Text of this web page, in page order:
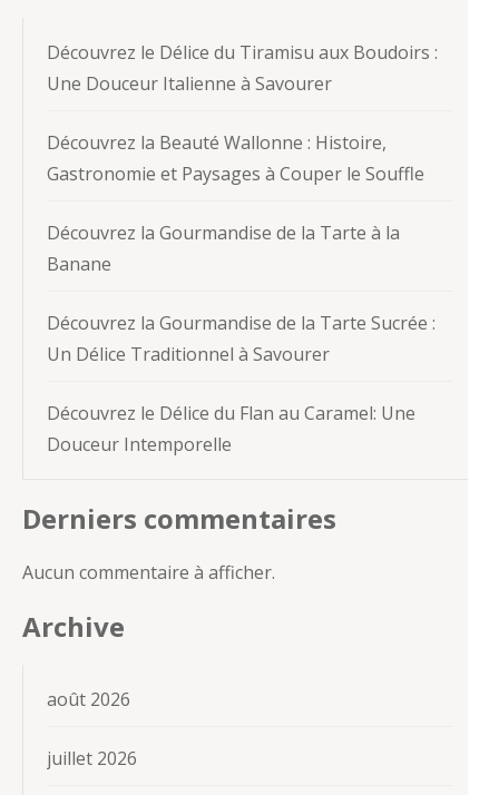
Découvrez le Délice du Tiramisu aux Boudoirs :
Une Douceur Italienne à Savourer
Découvrez la Beauté Wallonne : Histoire,
Gastronomie et Paysages à Couper le Souffle
Découvrez la Gourmandise de la Tarte à la
Banane
Découvrez la Gourmandise de la Tarte Sucrée :
Un Délice Traditionnel à Savourer
Découvrez le Délice du Flan au Caramel: Une
Douceur Intemporelle
Derniers commentaires
Aucun commentaire à afficher.
Archive
août 2026
juillet 2026